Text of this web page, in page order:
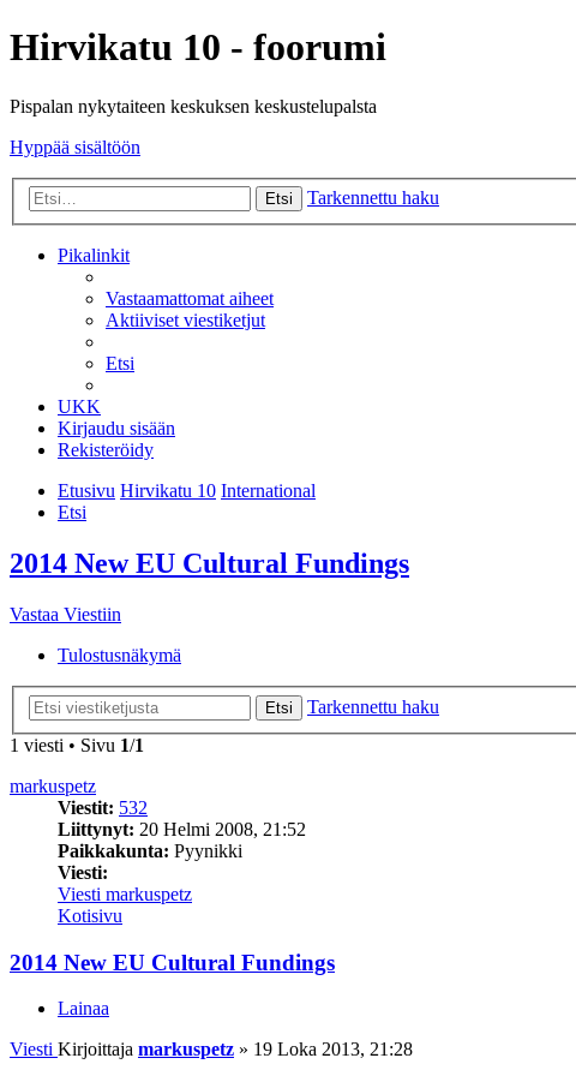
Hirvikatu 10 - foorumi
Pispalan nykytaiteen keskuksen keskustelupalsta
Hyppää sisältöön
Etsi Tarkennettu haku
Pikalinkit
Vastaamattomat aiheet
Aktiiviset viestiketjut
Etsi
UKK
Kirjaudu sisään
Rekisteröidy
Etusivu Hirvikatu 10 International
Etsi
2014 New EU Cultural Fundings
Vastaa Viestiin
Tulostusnäkymä
Etsi
Tarkennettu haku
1 viesti • Sivu 1/1
markuspetz
Viestit: 532
Liittynyt: 20 Helmi 2008, 21:52
Paikkakunta: Pyynikki
Viesti:
Viesti markuspetz
Kotisivu
2014 New EU Cultural Fundings
Lainaa
Viesti Kirjoittaja markuspetz » 19 Loka 2013, 21:28